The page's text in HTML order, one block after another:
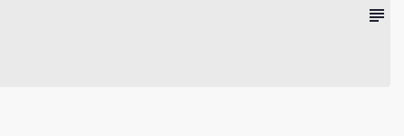
subject